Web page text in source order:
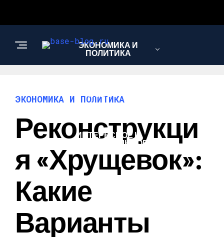
ЭКОНОМИКА И
ПОЛИТИКА
НОВОСТИ
ИНТЕРЕСНОЕ И
ПОЗНАВАТЕЛЬНОЕ
ЭКОНОМИКА И ПОЛИТИКА
Реконструкци
Я «хрущевок»:
Какие
Варианты